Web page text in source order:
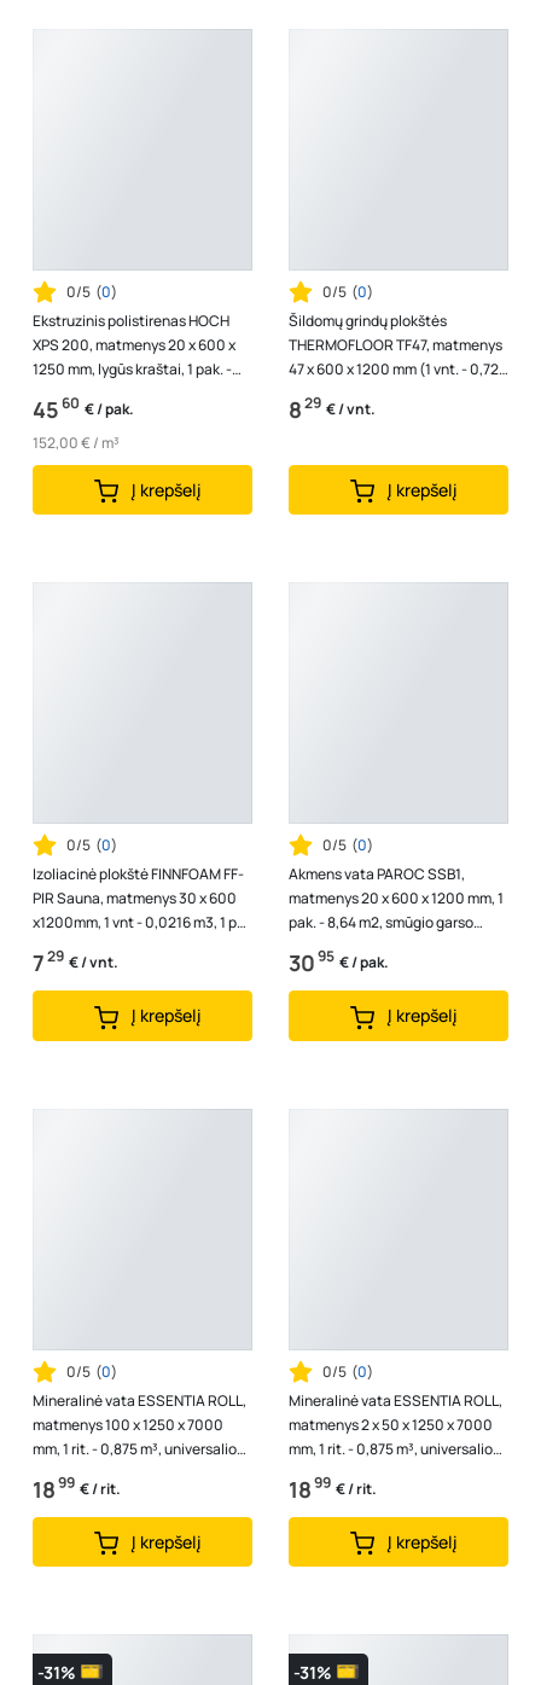
0/5 (0)
Ekstruzinis polistirenas HOCH
XPS 200, matmenys 20 x 600 x
1250 mm, lygūs kraštai, 1 pak. -
0,3 m3
4560 € / pak.
152,00 € / m³
Į krepšelį
0/5 (0)
Šildomų grindų plokštės
THERMOFLOOR TF47, matmenys
47 x 600 x 1200 mm (1 vnt. - 0,72
m2).
829 € / vnt.
Į krepšelį
0/5 (0)
Izoliacinė plokštė FINNFOAM FF-
PIR Sauna, matmenys 30 x 600
x1200mm, 1 vnt - 0,0216 m3, 1 pak
- 0,216 m3
729 € / vnt.
Į krepšelį
0/5 (0)
Akmens vata PAROC SSB1,
matmenys 20 x 600 x 1200 mm, 1
pak. - 8,64 m2, smūgio garso
3095 € / pak.
Į krepšelį
0/5 (0)
Mineralinė vata ESSENTIA ROLL,
matmenys 100 x 1250 x 7000
mm, 1 rit. - 0,875 m³, universalios
vatos plokštės
1899 € / rit.
Į krepšelį
0/5 (0)
Mineralinė vata ESSENTIA ROLL,
matmenys 2 x 50 x 1250 x 7000
mm, 1 rit. - 0,875 m³, universalios
vatos plokštės
1899 € / rit.
Į krepšelį
-31% -31%